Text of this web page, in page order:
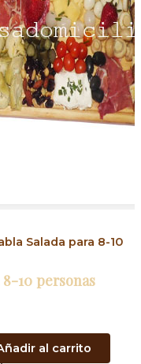
Salada para 8-10
10 personas
al carrito